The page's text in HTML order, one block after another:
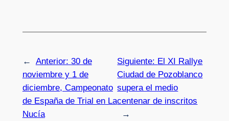
← Anterior: 30 de
noviembre y 1 de
diciembre, Campeonato
de España de Trial en La
Nucía
Siguiente: El XI Rallye
Ciudad de Pozoblanco
supera el medio
centenar de inscritos
→